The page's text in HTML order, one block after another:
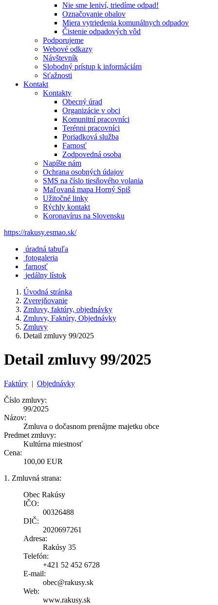
Nie sme leniví, triedíme odpad!
Označovanie obalov
Miera vytriedenia komunálnych odpadov
Čistenie odpadových vôd
Podporujeme
Webové odkazy
Návštevník
Slobodný prístup k informáciám
Sťažnosti
Kontakt
Kontakty
Obecný úrad
Organizácie v obci
Komunitní pracovníci
Terénni pracovníci
Poriadková služba
Farnosť
Zodpovedná osoba
Napíšte nám
Ochrana osobných údajov
SMS na číslo tiesňového volania
Maľovaná mapa Horný Spiš
Užitočné linky
Rýchly kontakt
Koronavírus na Slovensku
https://rakusy.esmao.sk/
úradná tabuľa
fotogaleria
farnosť
jedálny lístok
Úvodná stránka
Zverejňovanie
Zmluvy, faktúry, objednávky
Zmluvy, Faktúry, Objednávky
Zmluvy
Detail zmluvy 99/2025
Detail zmluvy 99/2025
Faktúry | Objednávky
Číslo zmluvy:
99/2025
Názov:
Zmluva o dočasnom prenájme majetku obce
Predmet zmluvy:
Kultúrna miestnosť
Cena:
100,00 EUR
1. Zmluvná strana:
Obec Rakúsy
IČO:
00326488
DIČ:
2020697261
Adresa:
Rakúsy 35
Telefón:
+421 52 452 6728
E-mail:
obec@rakusy.sk
Web:
www.rakusy.sk